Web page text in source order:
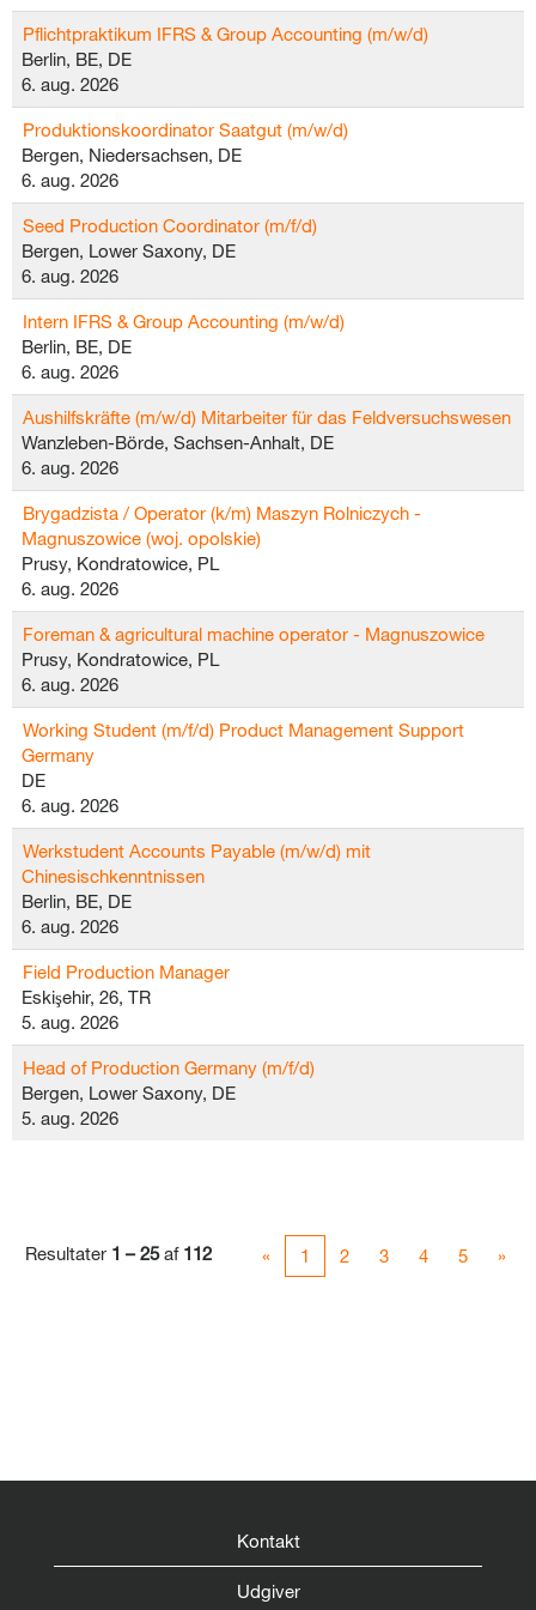
Pflichtpraktikum IFRS & Group Accounting (m/w/d)
Berlin, BE, DE
6. aug. 2026
Produktionskoordinator Saatgut (m/w/d)
Bergen, Niedersachsen, DE
6. aug. 2026
Seed Production Coordinator (m/f/d)
Bergen, Lower Saxony, DE
6. aug. 2026
Intern IFRS & Group Accounting (m/w/d)
Berlin, BE, DE
6. aug. 2026
Aushilfskräfte (m/w/d) Mitarbeiter für das Feldversuchswesen
Wanzleben-Börde, Sachsen-Anhalt, DE
6. aug. 2026
Brygadzista / Operator (k/m) Maszyn Rolniczych -
Magnuszowice (woj. opolskie)
Prusy, Kondratowice, PL
6. aug. 2026
Foreman & agricultural machine operator - Magnuszowice
Prusy, Kondratowice, PL
6. aug. 2026
Working Student (m/f/d) Product Management Support
Germany
DE
6. aug. 2026
Werkstudent Accounts Payable (m/w/d) mit
Chinesischkenntnissen
Berlin, BE, DE
6. aug. 2026
Field Production Manager
Eskişehir, 26, TR
5. aug. 2026
Head of Production Germany (m/f/d)
Bergen, Lower Saxony, DE
5. aug. 2026
Resultater 1 – 25af 112 « 1 2 3 4 5 »
Kontakt
Udgiver